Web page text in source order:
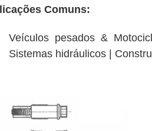
Comuns:
Veículos pesados &
Sistemas hidráulicos |